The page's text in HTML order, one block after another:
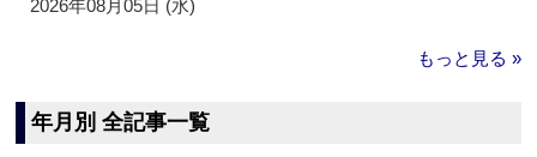
2026年08月05日 (水)
もっと見る »
年月別 全記事一覧